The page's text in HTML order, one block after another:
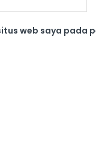
web saya